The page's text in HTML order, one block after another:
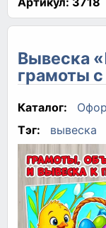
Вывеска
грамоты
Каталог:
Тэг:
вывеска